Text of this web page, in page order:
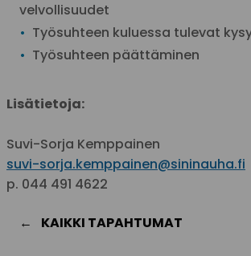
velvollisuudet
Työsuhteen kuluessa tulevat
Työsuhteen päättäminen
Lisätietoja:
Suvi-Sorja Kemppainen
suvi-sorja.kemppainen@sininauha.fi
p. 044 491 4622
KAIKKI TAPAHTUMAT